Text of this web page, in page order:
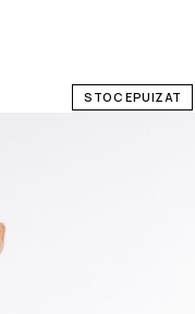
STOC EPUIZAT